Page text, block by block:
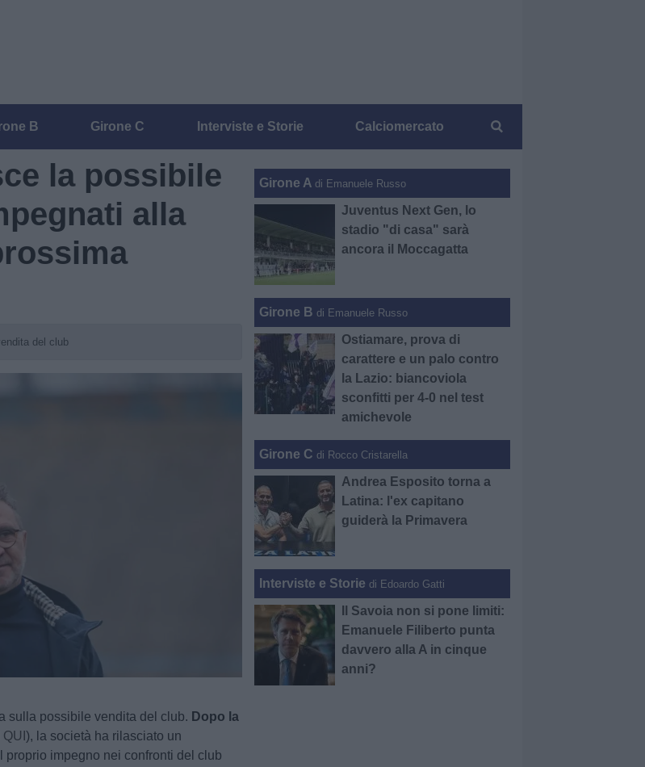
B Girone C Interviste e Storie Calciomercato
la possibile
alla
del club
sulla possibile vendita del club. Dopo la
QUI), la società ha rilasciato un
proprio impegno nei confronti del club
Girone A di Emanuele Russo
Juventus Next Gen, lo
stadio "di casa" sarà
ancora il Moccagatta
Girone B di Emanuele Russo
Ostiamare, prova di
carattere e un palo contro
la Lazio: biancoviola
sconfitti per 4-0 nel test
amichevole
Girone C di Rocco Cristarella
Andrea Esposito torna a
Latina: l'ex capitano
guiderà la Primavera
Interviste e Storie di Edoardo Gatti
Il Savoia non si pone limiti:
Emanuele Filiberto punta
davvero alla A in cinque
anni?